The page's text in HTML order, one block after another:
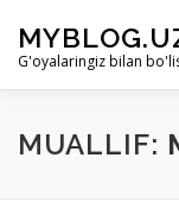
G'oyalaringiz bilan
LOYIHA HAQIDA
MUALLIF: